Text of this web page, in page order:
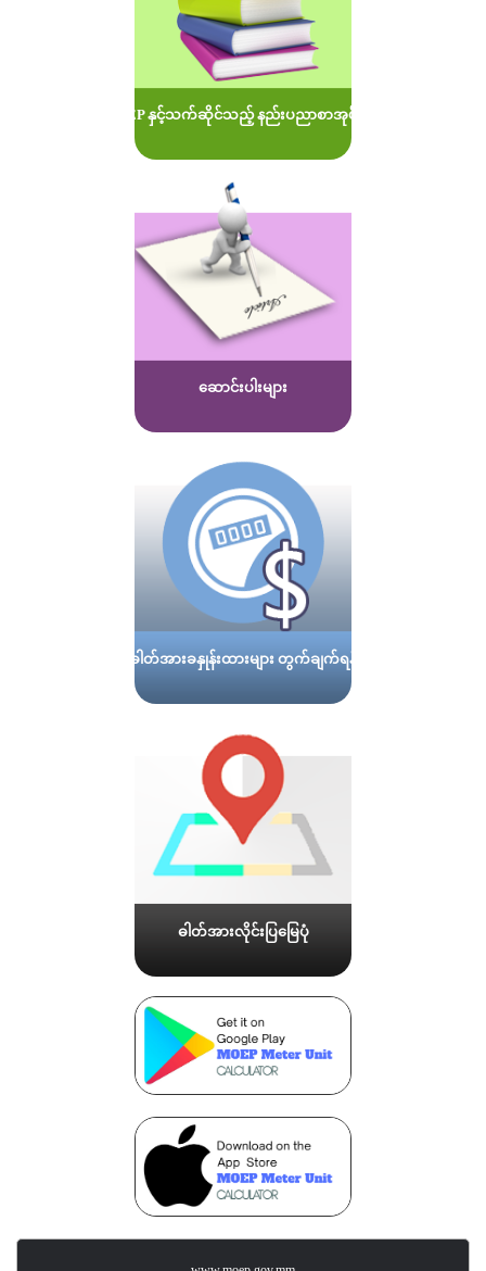
MOEP နှင့်သက်ဆိုင်သည့် နည်းပညာစာအုပ်များ
ဆောင်းပါးများ
ဓါတ်အားခနှုန်းထားများ တွက်ချက်ရန်
ဓါတ်အားလိုင်းပြမြေပုံ